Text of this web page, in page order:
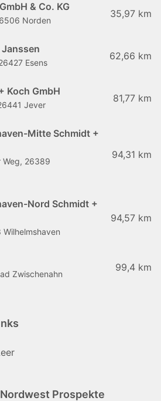
& Co. KG
Norden
35,97 km
Esens
62,66 km
Koch GmbH
Jever
81,77 km
Mitte Schmidt +
Weg, 26389
94,31 km
Nord Schmidt +
94,57 km
Zwischenahn
99,4 km
Prospekte